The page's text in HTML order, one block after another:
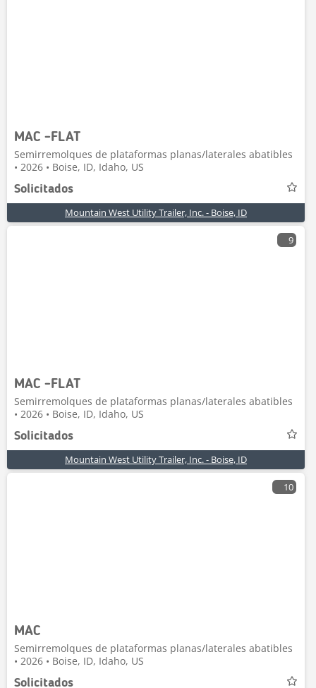
MAC -FLAT
Semirremolques de plataformas planas/laterales abatibles
• 2026 • Boise, ID, Idaho, US
Solicitados
Mountain West Utility Trailer, Inc. - Boise, ID
9
MAC -FLAT
Semirremolques de plataformas planas/laterales abatibles
• 2026 • Boise, ID, Idaho, US
Solicitados
Mountain West Utility Trailer, Inc. - Boise, ID
10
MAC
Semirremolques de plataformas planas/laterales abatibles
• 2026 • Boise, ID, Idaho, US
Solicitados